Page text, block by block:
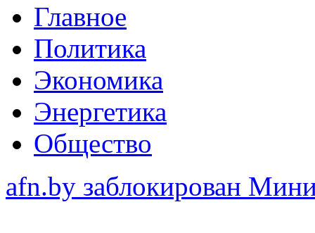
Главное
Политика
Экономика
Энергетика
Общество
afn.by заблокирован